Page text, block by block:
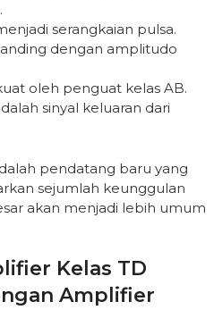
serangkaian pulsa.
dengan amplitudo
oleh penguat kelas AB.
sinyal keluaran dari
pendatang baru yang
sejumlah keunggulan
akan menjadi lebih umum
Kelas TD
Amplifier